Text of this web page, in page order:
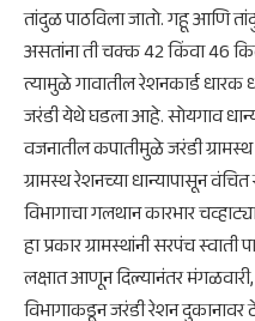
तांदुळ पाठविला जातो. गहू आणि
असतांना ती चक्क 42 किंवा 46
त्यामुळे गावातील रेशनकार्ड धारक
जरंडी येथे घडला आहे. सोयगाव
वजनातील कपातीमुळे जरंडी
ग्रामस्थ रेशनच्या धान्यापासून
विभागाचा गलथान कारभार
हा प्रकार ग्रामस्थांनी सरपंच
लक्षात आणून दिल्यानंतर मंगळवारी,
विभागाकडून जरंडी रेशन दुकानावर